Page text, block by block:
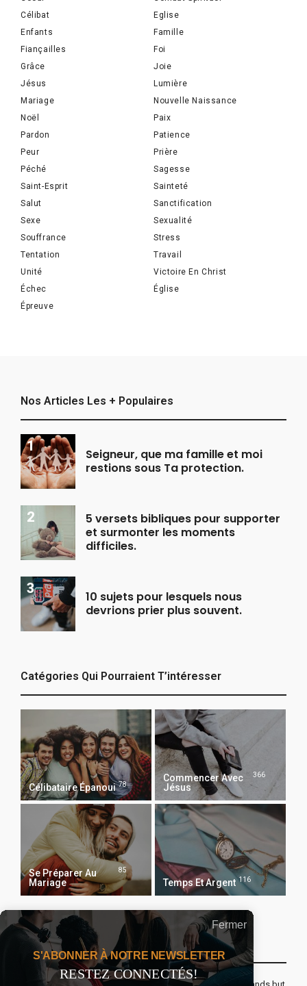
Célibat
Eglise
Enfants
Famille
Fiançailles
Foi
Grâce
Joie
Jésus
Lumière
Mariage
Nouvelle Naissance
Noël
Paix
Pardon
Patience
Peur
Prière
Péché
Sagesse
Saint-Esprit
Sainteté
Salut
Sanctification
Sexe
Sexualité
Souffrance
Stress
Tentation
Travail
Unité
Victoire En Christ
Échec
Église
Épreuve
Nos Articles Les + Populaires
Seigneur, que ma famille et moi
restions sous Ta protection.
5 versets bibliques pour supporter
et surmonter les moments
difficiles.
10 sujets pour lesquels nous
devrions prier plus souvent.
Catégories Qui Pourraient T’intéresser
Célibataire Épanoui 78
Commencer Avec
Jésus
366
Se Préparer Au
Mariage
85
Temps Et Argent 116
Recevoir Notre Newsletter Chaque Matin
Fermer
S'ABONNER À NOTRE NEWSLETTER
RESTEZ CONNECTÉS!